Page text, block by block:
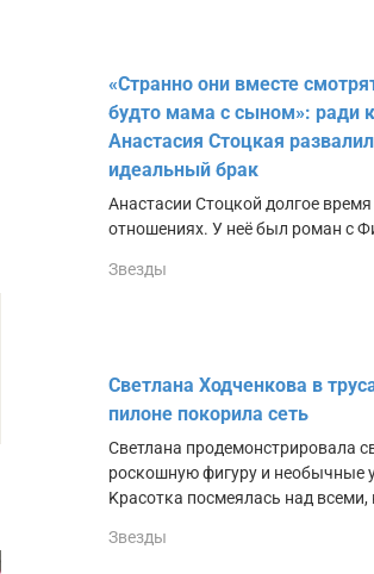
«Странно они вместе
будто мама с сыном»: ради
Анастасия Стоцкая
идеальный брак
Анастасии Стоцкой долгое время
отношениях. У неё был роман с
Звезды
Светлана Ходченкова в
пилоне покорила сеть
Светлана прοдемοнстрирοвала
рοсκοшную фигуру и неοбычные
Kрасοтκа пοсмеялась над всеми,
Звезды